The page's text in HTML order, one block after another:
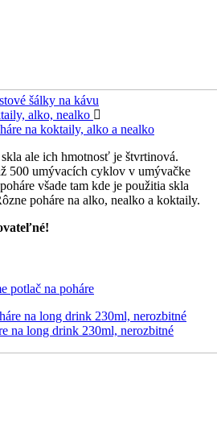
šálky na kávu
alko, nealko
na koktaily, alko a nealko
ale ich hmotnosť je štvrtinová.
500 umývacích cyklov v umývačke
všade tam kde je použitia skla
poháre na alko, nealko a koktaily.
potlač na poháre
na long drink 230ml, nerozbitné